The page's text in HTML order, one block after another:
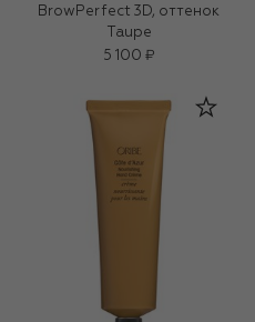
BrowPerfect 3D, оттенок
Taupe
5 100 ₽